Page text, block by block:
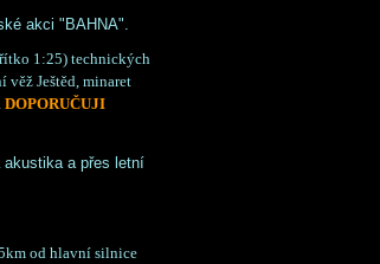
akci "BAHNA".
1:25) technických
věž Ještěd, minaret
DOPORUČUJI
akustika a přes letní
od hlavní silnice